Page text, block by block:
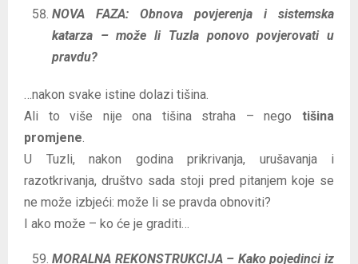
NOVA FAZA: Obnova povjerenja i sistemska
katarza – može li Tuzla ponovo povjerovati u
pravdu?
…nakon svake istine dolazi tišina.
Ali to više nije ona tišina straha – nego tišina
promjene
U Tuzli, nakon godina prikrivanja, urušavanja i
razotkrivanja, društvo sada stoji pred pitanjem koje se
ne može izbjeći: može li se pravda obnoviti?
I ako može – ko će je graditi…
MORALNA REKONSTRUKCIJA – Kako pojedinci iz